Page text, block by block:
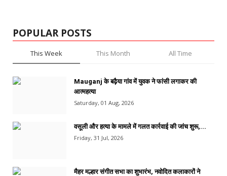
POPULAR POSTS
This Week This Month All Time
Mauganj के बढ़ैया गांव में युवक ने फांसी लगाकर की
आत्महत्या
Saturday, 01 Aug, 2026
वसूली और हत्या के मामले में गलत कार्रवाई की जांच शुरू,...
Friday, 31 Jul, 2026
मैहर मल्हार संगीत सभा का शुभारंभ, नवोदित कलाकारों ने